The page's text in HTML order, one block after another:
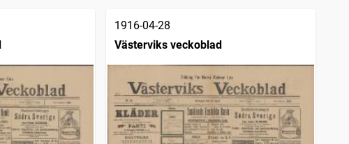
1916-04-28
Västerviks veckoblad